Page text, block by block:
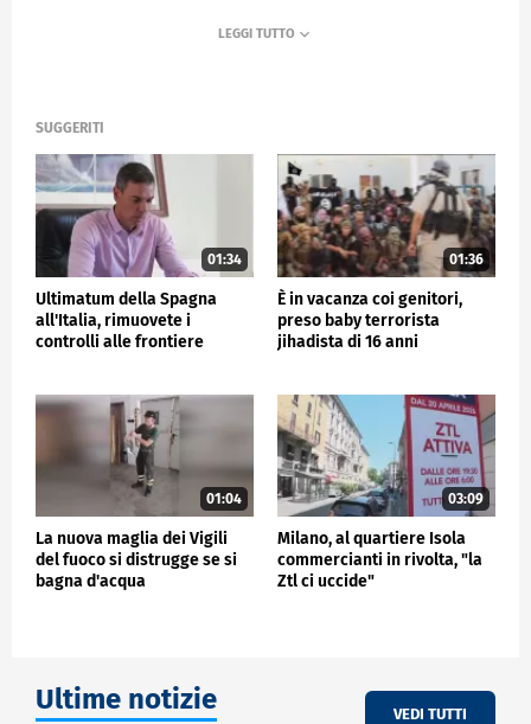
SUGGERITI
01:34
Ultimatum della Spagna
all'Italia, rimuovete i
controlli alle frontiere
01:36
È in vacanza coi genitori,
preso baby terrorista
jihadista di 16 anni
01:04
La nuova maglia dei Vigili
del fuoco si distrugge se si
bagna d'acqua
03:09
Milano, al quartiere Isola
commercianti in rivolta, "la
Ztl ci uccide"
Ultime notizie VEDI TUTTI